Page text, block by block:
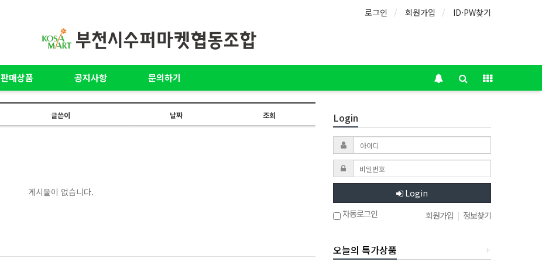
로그인 회원가입 ID·PW찾기
판매상품 공지사항 문의하기
글쓴이 날짜 조회
게시물이 없습니다.
Login
Login
자동로그인
회원가입 | 정보찾기
+
오늘의 특가상품